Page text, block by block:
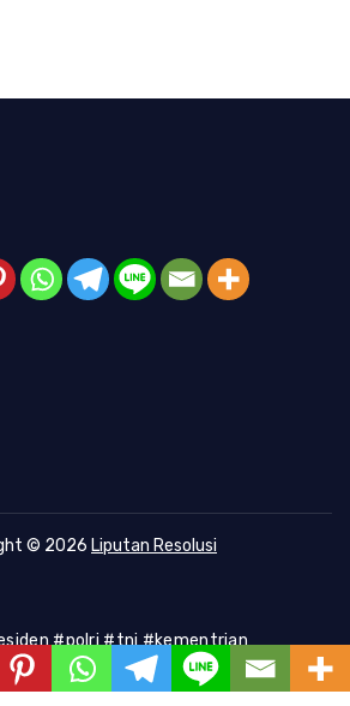
© 2026 Liputan Resolusi
#polri #tni #kementrian